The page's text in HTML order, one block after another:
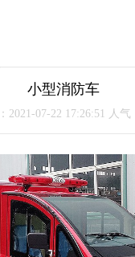
小型消防车
2021-07-22 17:26:51 人气